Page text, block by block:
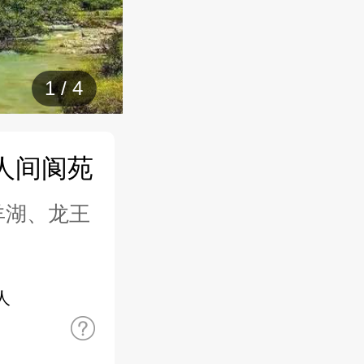
1/ 4
间阆苑
、龙王